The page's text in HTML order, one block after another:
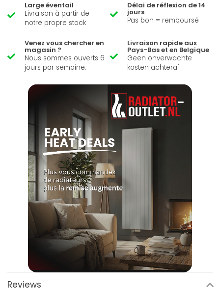
Large éventail
Livraison à partir de
notre propre stock
Délai de réflexion de 14
jours
Pas bon = remboursé
Venez vous chercher en
magasin ?
Nous sommes ouverts 6
jours par semaine.
Livraison rapide aux
Pays-Bas et en Belgique
Geen onverwachte
kosten achteraf
Reviews